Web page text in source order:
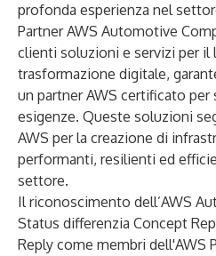
profonda esperienza nel
Partner AWS Automotive
clienti soluzioni e servizi per il
trasformazione digitale,
un partner AWS certificato
esigenze. Queste soluzioni
AWS per la creazione di
performanti, resilienti ed
settore.
Il riconoscimento dell’AWS
Status differenzia Concept
Reply come membri dell'AWS